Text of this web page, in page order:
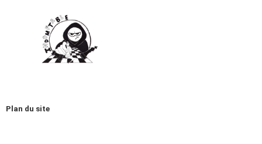
Plan du site